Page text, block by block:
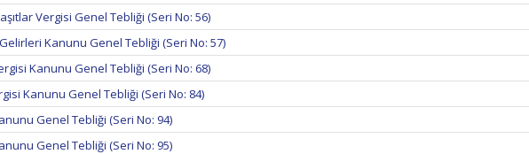
Vergisi Genel Tebliği (Seri No: 56)
Kanunu Genel Tebliği (Seri No: 57)
Kanunu Genel Tebliği (Seri No: 68)
Kanunu Genel Tebliği (Seri No: 84)
Genel Tebliği (Seri No: 94)
Genel Tebliği (Seri No: 95)